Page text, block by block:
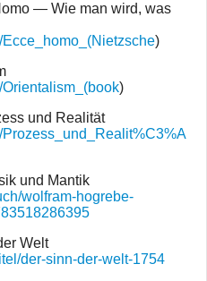
— Wie man wird, was
)
)
und Realität
und Mantik
wolfram-hogrebe-
Welt
der-sinn-der-welt-1754